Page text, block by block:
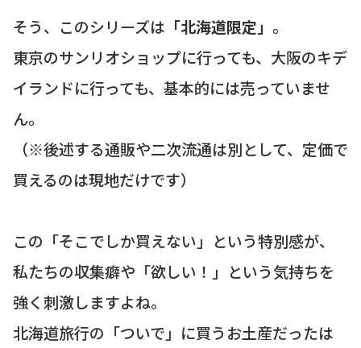
そう、このシリーズは 「北海道限定」 。
東京のサンリオショップに行っても、大阪のキデ
イランドに行っても、基本的には売っていませ
ん。
（※後述する通販や二次流通は別として、定価で
買えるのは現地だけです）
この「そこでしか買えない」という特別感が、
私たちの収集癖や「欲しい！」という気持ちを
強く刺激しますよね。
北海道旅行の「ついで」に買うお土産だったは